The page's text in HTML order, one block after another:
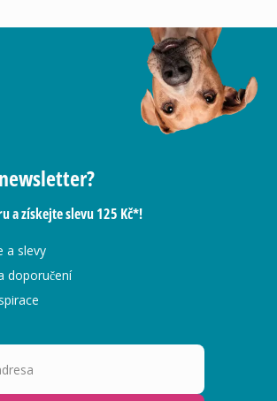
a získejte slevu 125 Kč*!
a slevy
doporučení